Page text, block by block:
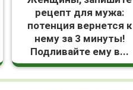
рецепт для мужа:
потенция вернется к
нему за 3 минуты!
Подливайте ему в...